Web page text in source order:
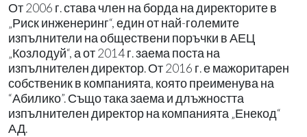
От 2006 г. става член на борда на директорите в
„Риск инженеринг“, един от най-големите
изпълнители на обществени поръчки в АЕЦ
„Козлодуй“, а от 2014 г. заема поста на
изпълнителен директор. От 2016 г. е мажоритарен
собственик в компанията, която преименува на
“Абилико”. Също така заема и длъжността
изпълнителен директор на компанията „Енекод“
АД.